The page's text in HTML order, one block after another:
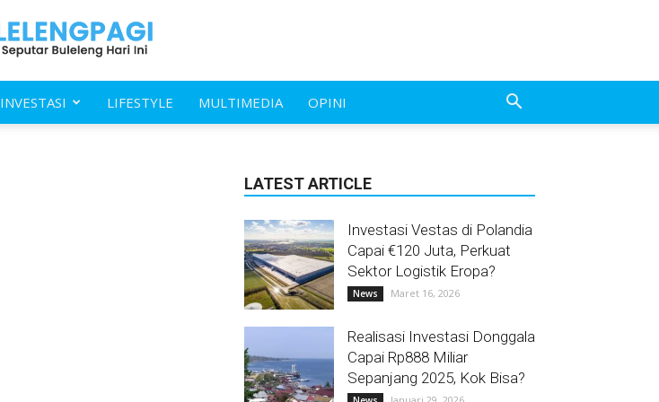
INVESTASI LIFESTYLE MULTIMEDIA OPINI
LATEST ARTICLE
Investasi Vestas di Polandia
Capai €120 Juta, Perkuat
Sektor Logistik Eropa?
News Maret 16, 2026
Realisasi Investasi Donggala
Capai Rp888 Miliar
Sepanjang 2025, Kok Bisa?